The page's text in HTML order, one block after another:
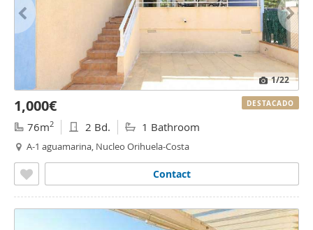
1/22
1,000€
76m2 2 Bd. 1 Bathroom
A-1 aguamarina, Nucleo Orihuela-Costa
Contact
DESTACADO